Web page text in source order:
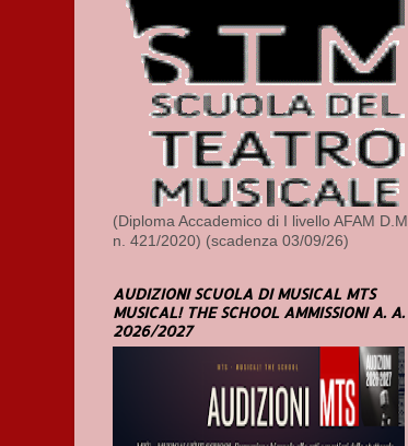
(Diploma Accademico di I livello AFAM D.M.
n. 421/2020) (scadenza 03/09/26)
AUDIZIONI SCUOLA DI MUSICAL MTS
MUSICAL! THE SCHOOL AMMISSIONI A. A.
2026/2027